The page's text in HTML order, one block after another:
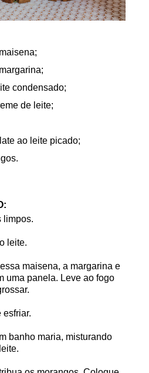
condensado;
de leite;
ao leite picado;
limpos.
leite.
maisena, a margarina e
uma panela. Leve ao fogo
esfriar.
banho maria, misturando